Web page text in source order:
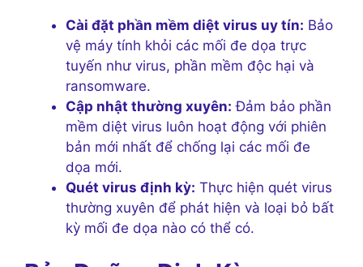
Cài đặt phần mềm diệt virus uy tín: Bảo
vệ máy tính khỏi các mối đe dọa trực
tuyến như virus, phần mềm độc hại và
ransomware.
Cập nhật thường xuyên: Đảm bảo phần
mềm diệt virus luôn hoạt động với phiên
bản mới nhất để chống lại các mối đe
dọa mới.
Quét virus định kỳ: Thực hiện quét virus
thường xuyên để phát hiện và loại bỏ bất
kỳ mối đe dọa nào có thể có.